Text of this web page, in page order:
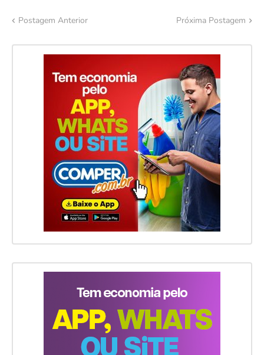
Postagem Anterior Próxima Postagem